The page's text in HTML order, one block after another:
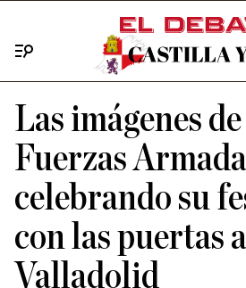
Las imágenes
Fuerzas
celebrando su
con las puertas
Valladolid